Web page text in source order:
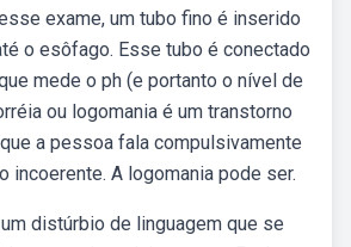
exame, um tubo fino é inserido
o esôfago. Esse tubo é conectado
mede o ph (e portanto o nível de
ou logomania é um transtorno
a pessoa fala compulsivamente
incoerente. A logomania pode ser.
distúrbio de linguagem que se